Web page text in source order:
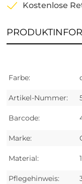
Kostenlose
Farbe:
Artikel-Nummer:
Barcode:
Marke:
Material:
Pflegehinweis: